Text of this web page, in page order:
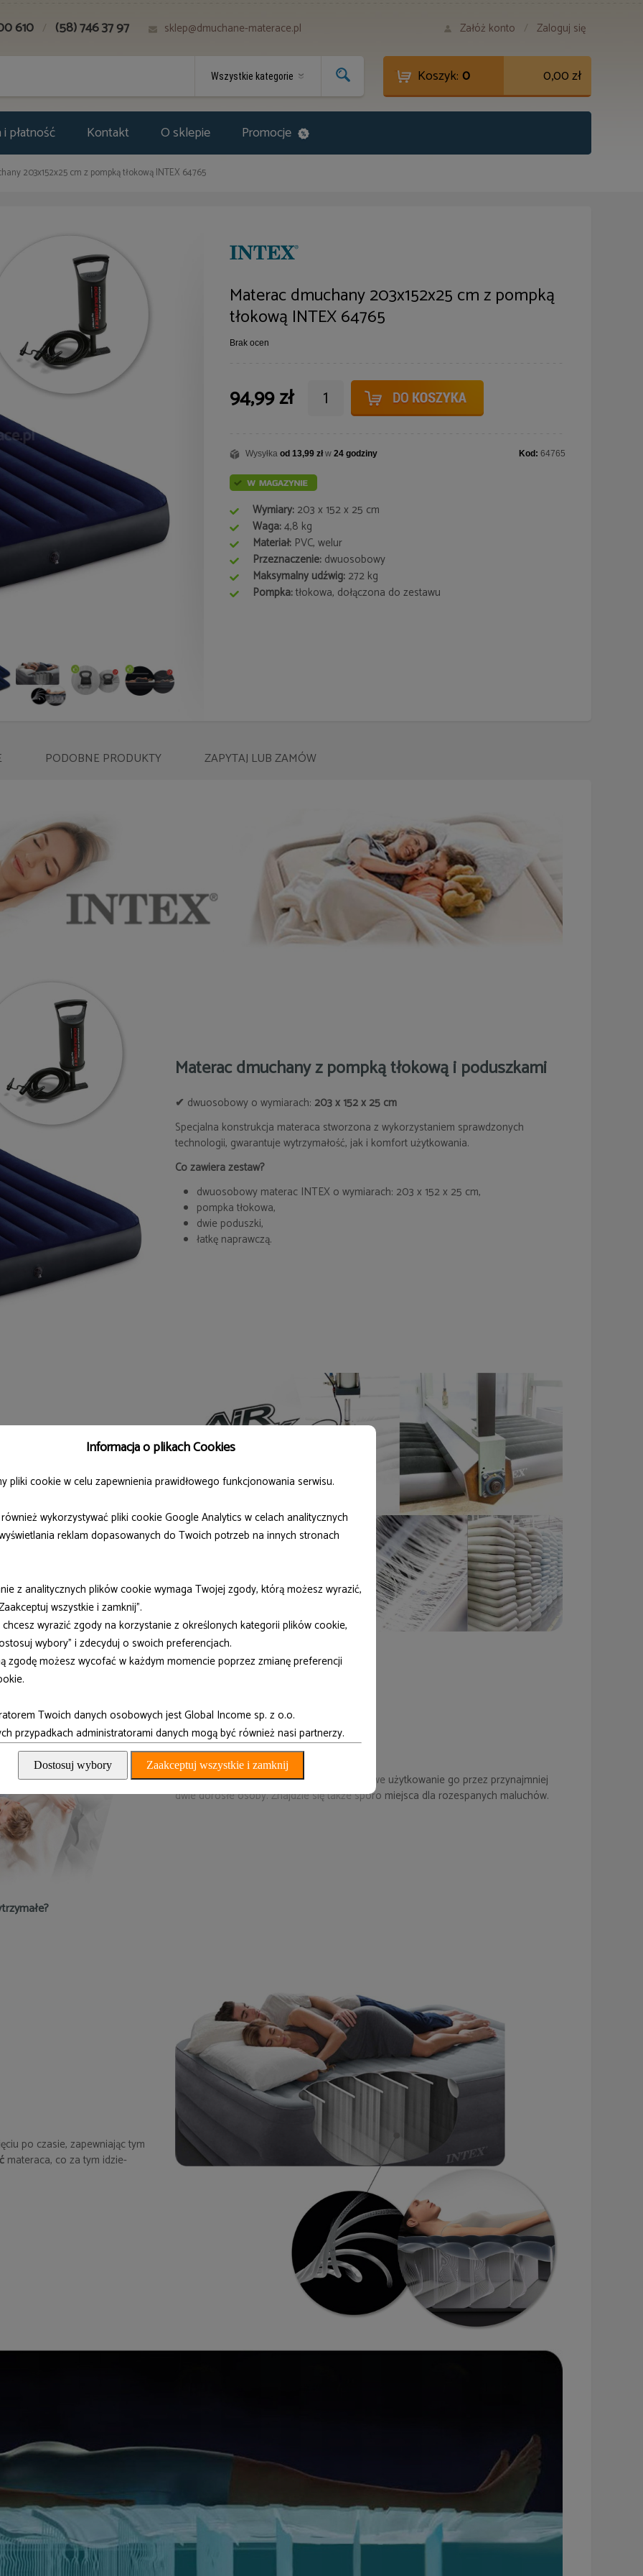
610 / (58) 746 37 97 sklep@dmuchane-materace.pl Załóż konto / Zaloguj się
Koszyk: 0 0,00 zł
płatność Kontakt O sklepie Promocje
203x152x25 cm z pompką tłokową INTEX 64765
Materac dmuchany 203x152x25 cm z pompką
tłokową INTEX 64765
Brak ocen
94,99 zł
Wysyłka od 13,99 złw 24 godziny Kod: 64765
Wymiary: 203 x 152 x 25 cm
Waga:4,8 kg
Materiał: PVC, welur
Przeznaczenie: dwuosobowy
Maksymalny udźwig: 272 kg
Pompka:tłokowa, dołączona do zestawu
PODOBNE PRODUKTY ZAPYTAJ LUB ZAMÓW
Materac dmuchany z pompką tłokową i poduszkami
✔ dwuosobowy o wymiarach: 203 x 152 x 25 cm
Specjalna konstrukcja materaca stworzona z wykorzystaniem sprawdzonych
technologii, gwarantuje wytrzymałość, jak i komfort użytkowania.
Co zawiera zestaw?
dwuosobowy materac INTEX o wymiarach: 203 x 152 x 25 cm,
pompka tłokowa,
dwie poduszki,
łatkę naprawczą.
że przed opuszczeniem
pod względem
Materac dla całej rodziny
▶komfortowy rozmiar203 x 152 x 25 cm
Rozmiary materaca pozwalają na komfortowe użytkowanie go przez przynajmniej
dwie dorosłe osoby. Znajdzie się także sporo miejsca dla rozespanych maluchów.
po czasie, zapewniając tym
materaca, co za tym idzie-
Informacja o plikach Cookies
pliki cookie w celu zapewnienia prawidłowego funkcjonowania serwisu.
wykorzystywać pliki cookie Google Analytics w celach analitycznych
reklam dopasowanych do Twoich potrzeb na innych stronach
z analitycznych plików cookie wymaga Twojej zgody, którą możesz wyrazić,
wszystkie i zamknij”.
chcesz wyrazić zgody na korzystanie z określonych kategorii plików cookie,
wybory" i zdecyduj o swoich preferencjach.
zgodę możesz wycofać w każdym momencie poprzez zmianę preferencji
Twoich danych osobowych jest Global Income sp. z o.o.
przypadkach administratorami danych mogą być również nasi partnerzy.
Dostosuj wybory Zaakceptuj wszystkie i zamknij